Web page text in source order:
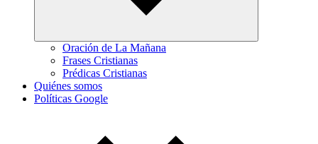
Oración de La Mañana
Frases Cristianas
Prédicas Cristianas
Quiénes somos
Políticas Google